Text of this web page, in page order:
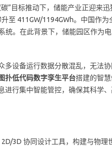
”目标推动下，储能产业正迎来
至 411GW/1194GWh。中国作
统。在此背景下，储能园区作为
多设备运行数据分散混乱，无法
扑低代码数字孪生平台搭建的智
进行集中智能管控，确保其科学、
3D 协同设计工具，构建与物